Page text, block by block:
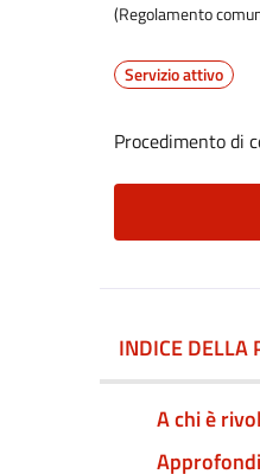
(Regolamento
Servizio attivo
Procedimento di
INDICE DELLA
A chi è